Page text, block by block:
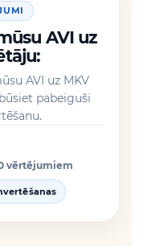
AVI uz
AVI uz MKV
pabeiguši
vērtējumiem